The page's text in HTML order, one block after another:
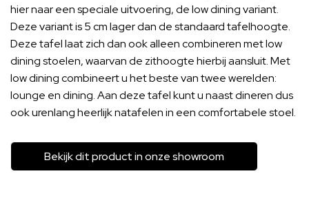
hier naar een speciale uitvoering, de low dining variant.
Deze variant is 5 cm lager dan de standaard tafelhoogte.
Deze tafel laat zich dan ook alleen combineren met low
dining stoelen, waarvan de zithoogte hierbij aansluit. Met
low dining combineert u het beste van twee werelden:
lounge en dining. Aan deze tafel kunt u naast dineren dus
ook urenlang heerlijk natafelen in een comfortabele stoel.
Bekijk dit product in onze showroom